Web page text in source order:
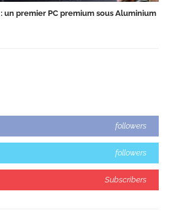
un premier PC premium sous Aluminium
followers
followers
Subscribers